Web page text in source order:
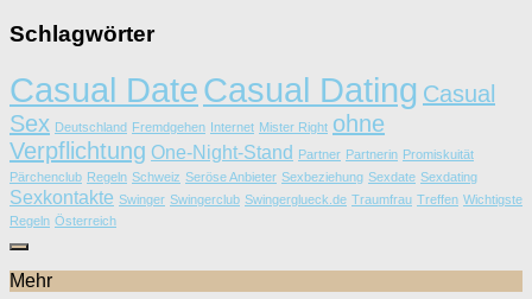
Schlagwörter
Casual DateCasual Dating Casual
Sex Deutschland Fremdgehen Internet Mister Right ohne
Verpflichtung One-Night-Stand Partner Partnerin Promiskuität
Pärchenclub Regeln Schweiz Seröse Anbieter Sexbeziehung Sexdate Sexdating
Sexkontakte Swinger Swingerclub Swingerglueck.de Traumfrau Treffen Wichtigste
Regeln Österreich
Mehr